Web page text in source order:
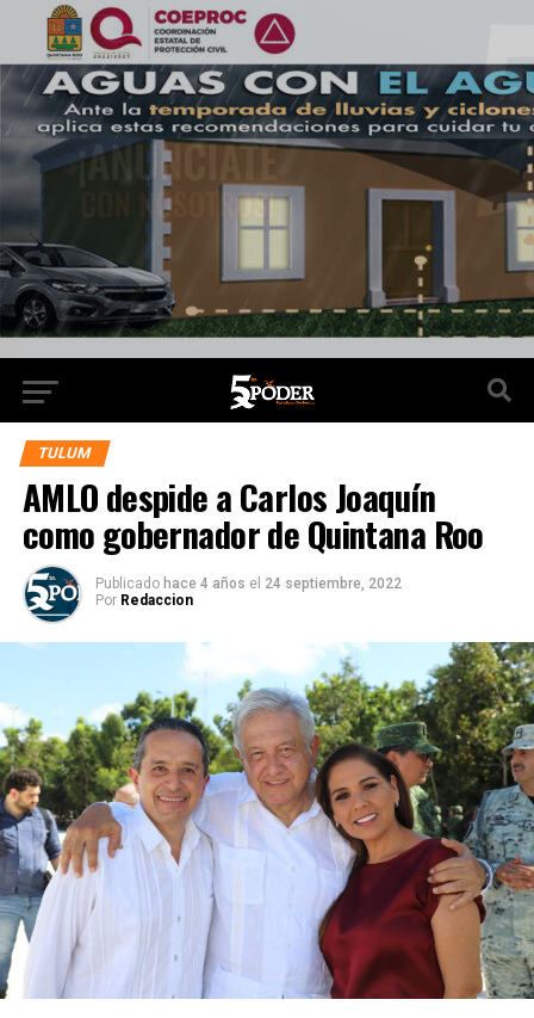
TULUM
AMLO despide a Carlos Joaquín
como gobernador de Quintana Roo
Publicado hace 4 años el 24 septiembre, 2022
Por Redaccion